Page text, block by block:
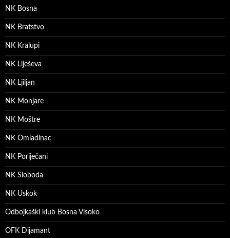
NK Bosna
NK Bratstvo
NK Kralupi
NK Liješeva
NK Ljiljan
NK Monjare
NK Moštre
NK Omladinac
NK Poriječani
NK Sloboda
NK Uskok
Odbojkaški klub Bosna Visoko
OFK Dijamant